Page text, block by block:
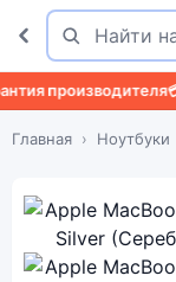
Поиск
Найти
💳
Главная Ноутбуки